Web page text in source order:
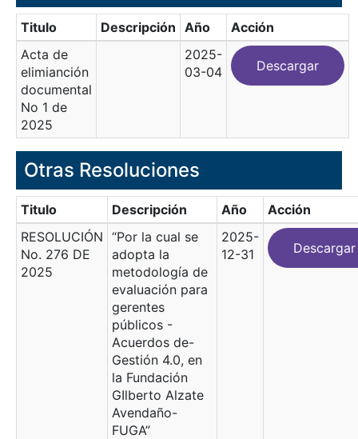
Titulo Descripción Año
Acción
Acta de
elimianción
documental
No 1 de
2025
2025-
03-04
Descargar
Otras Resoluciones
Titulo Descripción Año
Acción
RESOLUCIÓN
No. 276 DE
2025
“Por la cual se
adopta la
metodología de
evaluación para
gerentes
públicos -
Acuerdos de-
Gestión 4.0, en
la Fundación
GIlberto Alzate
Avendaño-
FUGA”
2025-
12-31
Descargar